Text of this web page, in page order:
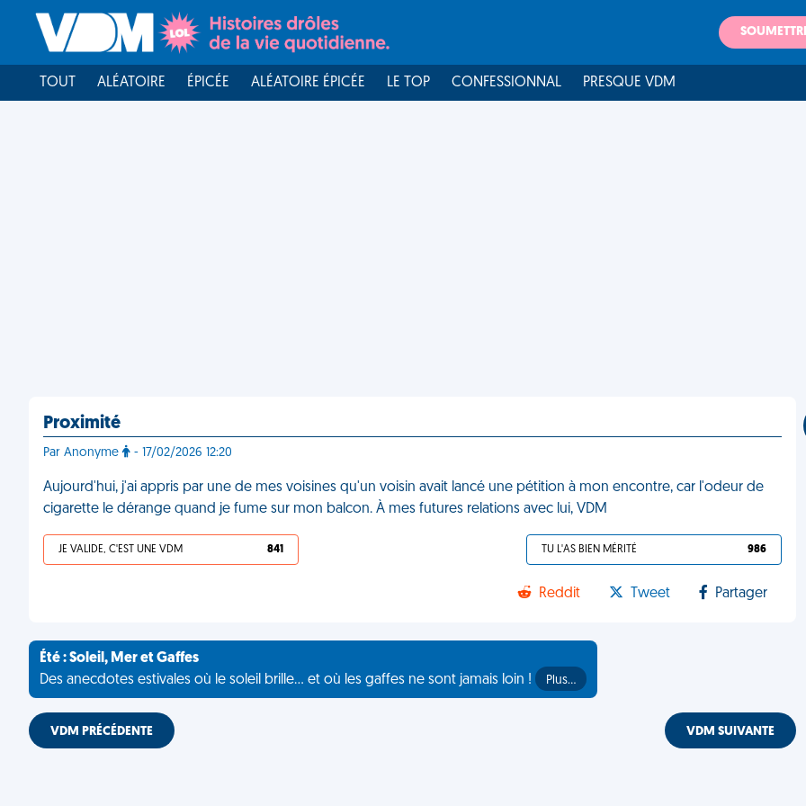
TOUT ALÉATOIRE ÉPICÉE ALÉATOIRE ÉPICÉE LE TOP CONFESSIONNAL PRESQUE VDM
Proximité
Par Anonyme - 17/02/2026 12:20
Aujourd'hui, j'ai appris par une de mes voisines qu'un voisin avait lancé une pétition à mon encontre, car l'odeur de
cigarette le dérange quand je fume sur mon balcon. À mes futures relations avec lui, VDM
JE VALIDE, C'EST UNE VDM 841 TU L'AS BIEN MÉRITÉ 986
Reddit Tweet Partager
Été : Soleil, Mer et Gaffes
Des anecdotes estivales où le soleil brille... et où les gaffes ne sont jamais loin !
Plus…
VDM PRÉCÉDENTE VDM SUIVANTE